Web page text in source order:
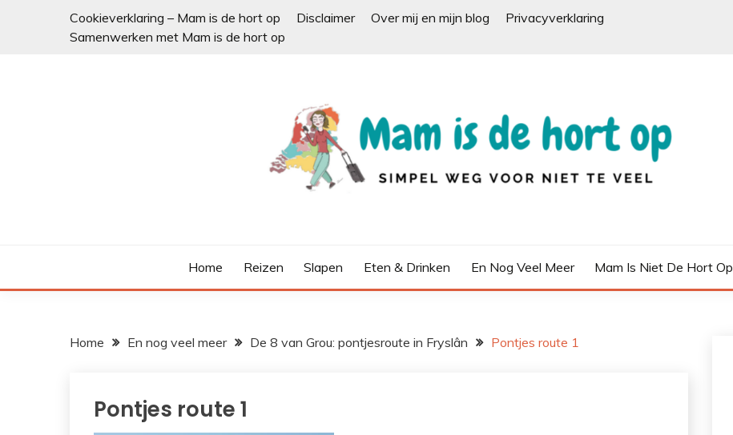
Cookieverklaring – Mam is de hort op Disclaimer Over mij en mijn blog
Privacyverklaring
Samenwerken met Mam is de hort op
Home Reizen Slapen Eten & Drinken En Nog Veel Meer Mam Is Niet De Hort Op
Home En nog veel meer De 8 van Grou: pontjesroute in Fryslân Pontjes route 1
Pontjes route 1